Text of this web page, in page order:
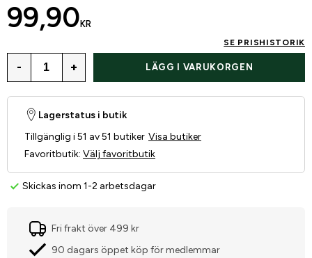
99,90 KR
SE PRISHISTORIK
- + LÄGG I VARUKORGEN
Skickas inom 1-2 arbetsdagar
Lagerstatus i butik
Tillgänglig i 51 av 51 butiker Visa butiker
Favoritbutik: Välj favoritbutik
Fri frakt över 499 kr
90 dagars öppet köp för medlemmar